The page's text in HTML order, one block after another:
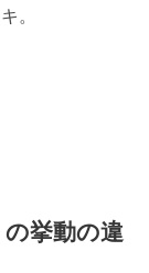
。
挙動の違